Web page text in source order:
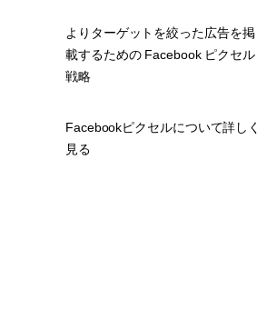
よりターゲットを絞った広告を掲
載するための Facebook ピクセル
戦略
Facebookピクセルについて詳しく
見る